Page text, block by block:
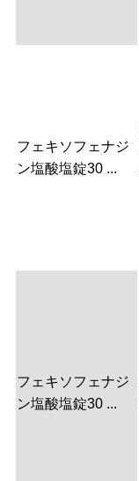
フェキソフェナジ
ン塩酸塩錠30 ...
フェキソフェナジ
ン塩酸塩錠30 ...